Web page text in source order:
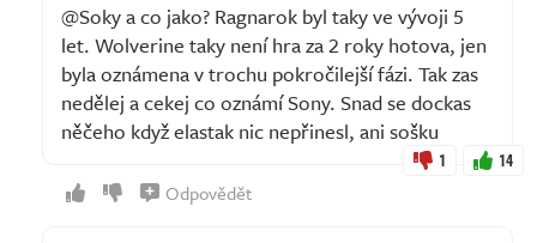
@Soky a co jako? Ragnarok byl taky ve vývoji 5
let. Wolverine taky není hra za 2 roky hotova, jen
byla oznámena v trochu pokročilejší fázi. Tak zas
nedělej a cekej co oznámí Sony. Snad se dockas
něčeho když elastak nic nepřinesl, ani sošku
1 14
Odpovědět